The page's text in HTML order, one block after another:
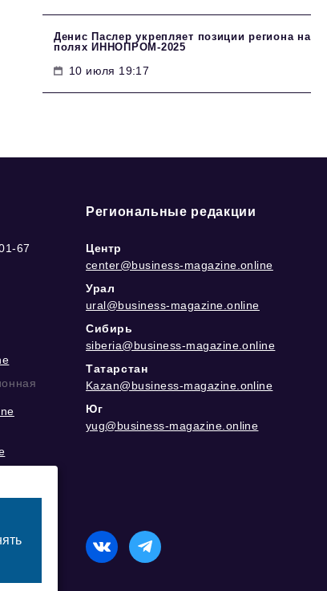
Денис Паслер укрепляет позиции региона на
полях ИННОПРОМ-2025
10 июля 19:17
67
для лиц
Региональные редакции
Центр
center@business-magazine.online
Урал
ural@business-magazine.online
Сибирь
siberia@business-magazine.online
Татарстан
Kazan@business-magazine.online
Юг
yug@business-magazine.online